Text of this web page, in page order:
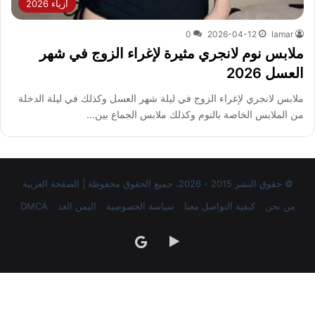
أزياء 2026
lamar
2026-04-12
0
ملابس نوم لانجري مثيرة لإغراء الزوج في شهر
العسل 2026
ملابس لانجري لإغراء الزوج في ليلة شهر العسل وكذلك في ليلة الدخلة
من الملابس الخاصة بالنوم وكذلك ملابس الجماع بين…
© حقوق النشر 2015 - 2026، جميع الحقوق محفوظة | الصفحة العربية
من نحن
كيفية التواصل معنا سياسة الخصوصية اليمن الغد DMCA
‏Google
Play
google
news